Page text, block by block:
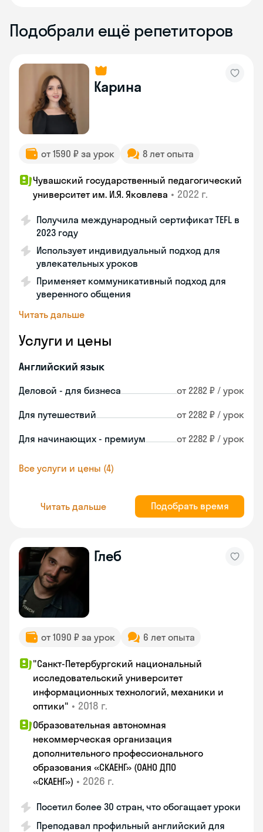
Подобрали ещё репетиторов
Карина
от 1590 ₽ за урок 8 лет опыта
Чувашский государственный педагогический
университет им. И.Я. Яковлева • 2022 г.
Получила международный сертификат TEFL в
2023 году
Использует индивидуальный подход для
увлекательных уроков
Применяет коммуникативный подход для
уверенного общения
Читать дальше
Услуги и цены
Английский язык
Деловой - для бизнеса от 2282 ₽ / урок
Для путешествий от 2282 ₽ / урок
Для начинающих - премиум от 2282 ₽ / урок
Все услуги и цены (4)
Читать дальше Подобрать время
Глеб
от 1090 ₽ за урок 6 лет опыта
"Санкт-Петербургский национальный
исследовательский университет
информационных технологий, механики и
оптики" • 2018 г.
Образовательная автономная
некоммерческая организация
дополнительного профессионального
образования «СКАЕНГ» (ОАНО ДПО
«СКАЕНГ») • 2026 г.
Посетил более 30 стран, что обогащает уроки
Преподавал профильный английский для